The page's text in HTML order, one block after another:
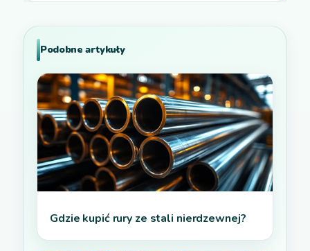
Podobne artykuły
Gdzie kupić rury ze stali nierdzewnej?